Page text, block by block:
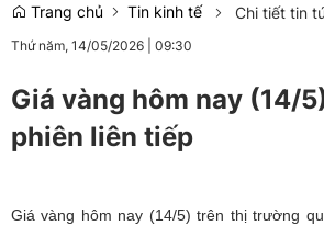
Trang chủ Tin kinh tế Chi tiết tin
Thứ năm, 14/05/2026 09:30
Giá vàng hôm nay (14/
phiên liên tiếp
Giá vàng hôm nay (14/5) trên thị trường